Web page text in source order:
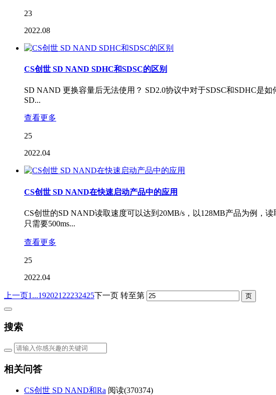
23
2022.08
CS创世 SD NAND SDHC和SDSC的区别
SD NAND 更换容量后无法使用？ SD2.0协议中对于SDSC和SDHC是
SD...
查看更多
25
2022.04
CS创世 SD NAND在快速启动产品中的应用
CS创世的SD NAND读取速度可以达到20MB/s，以128MB产品为例，
只需要500ms...
查看更多
25
2022.04
上一页1...192021 22232425下一页 转至第
搜索
相关问答
CS创世 SD NAND和Ra 阅读(370374)